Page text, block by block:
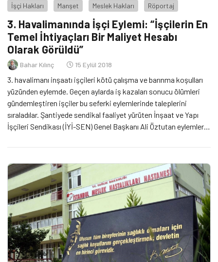
İşçi Hakları Manşet Meslek Hakları Röportaj
3. Havalimanında İşçi Eylemi: “İşçilerin En
Temel İhtiyaçları Bir Maliyet Hesabı
Olarak Görüldü”
Bahar Kılınç 15 Eylül 2018
3. havalimanı inşaatı işçileri kötü çalışma ve barınma koşulları
yüzünden eylemde. Geçen aylarda iş kazaları sonucu ölümleri
gündemleştiren işçiler bu seferki eylemlerinde taleplerini
sıraladılar. Şantiyede sendikal faaliyet yürüten İnşaat ve Yapı
İşçileri Sendikası (İYİ-SEN) Genel Başkanı Ali Öztutan eylemlerin
değerlendirdi.